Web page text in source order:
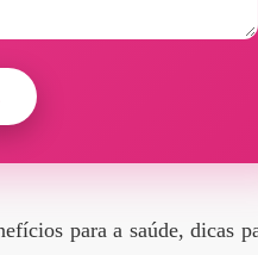
para a saúde, dicas